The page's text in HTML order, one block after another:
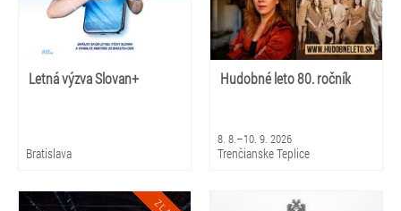
Letná výzva Slovan+
Bratislava
Hudobné leto 80. ročník
8. 8.–10. 9. 2026
Trenčianske Teplice